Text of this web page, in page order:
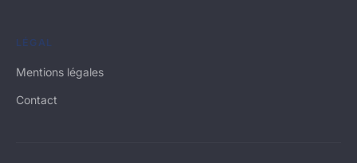
LÉGAL
Mentions légales
Contact